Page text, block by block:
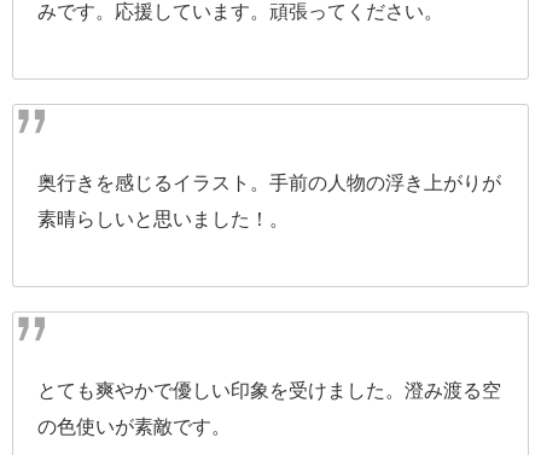
みです。応援しています。頑張ってください。
奥行きを感じるイラスト。手前の人物の浮き上がりが
素晴らしいと思いました！。
とても爽やかで優しい印象を受けました。澄み渡る空
の色使いが素敵です。